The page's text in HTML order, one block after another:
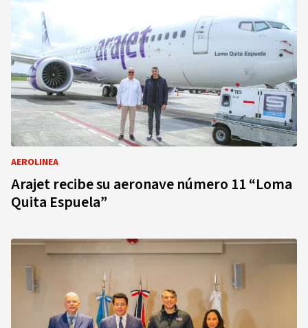
AEROLINEA
Arajet recibe su aeronave número 11 “Loma
Quita Espuela”